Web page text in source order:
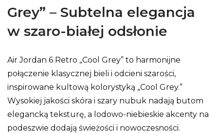
Grey” – Subtelna elegancja
w szaro-białej odsłonie
Air Jordan 6 Retro „Cool Grey” to harmonijne
połączenie klasycznej bieli i odcieni szarości,
inspirowane kultową kolorystyką „Cool Grey.”
Wysokiej jakości skóra i szary nubuk nadają butom
elegancką teksturę, a lodowo-niebieskie akcenty na
podeszwie dodają świeżości i nowoczesności.